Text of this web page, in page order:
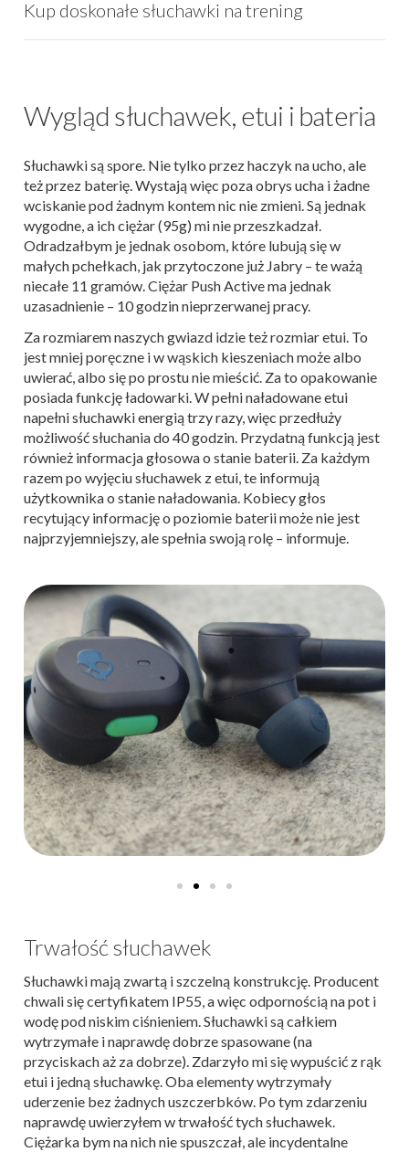
Kup doskonałe słuchawki na trening
Wygląd słuchawek, etui i bateria
Słuchawki są spore. Nie tylko przez haczyk na ucho, ale
też przez baterię. Wystają więc poza obrys ucha i żadne
wciskanie pod żadnym kontem nic nie zmieni. Są jednak
wygodne, a ich ciężar (95g) mi nie przeszkadzał.
Odradzałbym je jednak osobom, które lubują się w
małych pchełkach, jak przytoczone już Jabry – te ważą
niecałe 11 gramów. Ciężar Push Active ma jednak
uzasadnienie – 10 godzin nieprzerwanej pracy.
Za rozmiarem naszych gwiazd idzie też rozmiar etui. To
jest mniej poręczne i w wąskich kieszeniach może albo
uwierać, albo się po prostu nie mieścić. Za to opakowanie
posiada funkcję ładowarki. W pełni naładowane etui
napełni słuchawki energią trzy razy, więc przedłuży
możliwość słuchania do 40 godzin. Przydatną funkcją jest
również informacja głosowa o stanie baterii. Za każdym
razem po wyjęciu słuchawek z etui, te informują
użytkownika o stanie naładowania. Kobiecy głos
recytujący informację o poziomie baterii może nie jest
najprzyjemniejszy, ale spełnia swoją rolę – informuje.
Trwałość słuchawek
Słuchawki mają zwartą i szczelną konstrukcję. Producent
chwali się certyfikatem IP55, a więc odpornością na pot i
wodę pod niskim ciśnieniem. Słuchawki są całkiem
wytrzymałe i naprawdę dobrze spasowane (na
przyciskach aż za dobrze). Zdarzyło mi się wypuścić z rąk
etui i jedną słuchawkę. Oba elementy wytrzymały
uderzenie bez żadnych uszczerbków. Po tym zdarzeniu
naprawdę uwierzyłem w trwałość tych słuchawek.
Ciężarka bym na nich nie spuszczał, ale incydentalne